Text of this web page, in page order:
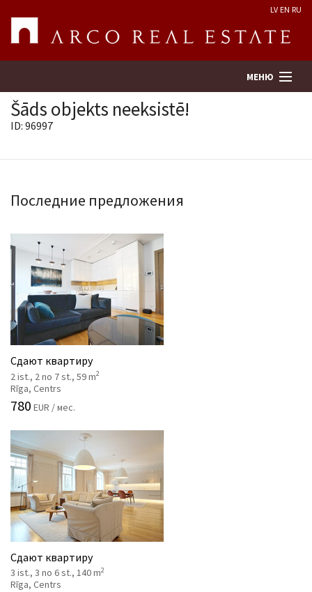
LV EN RU
МЕНЮ
Предприятие
Услуги
Kонтакты
Šāds objekts neeksistē!
ID: 96997
Последние предложения
Сдают квартиру
2 ist., 2 no 7 st., 59 m2
Rīga, Centrs
780 EUR / мес.
Сдают квартиру
3 ist., 3 no 6 st., 140 m2
Rīga, Centrs